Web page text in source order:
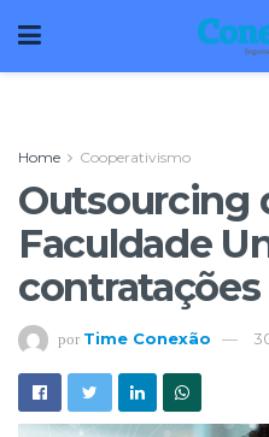
Home Cooperativismo
Outsourcing
Faculdade
contratações
por Time Conexão